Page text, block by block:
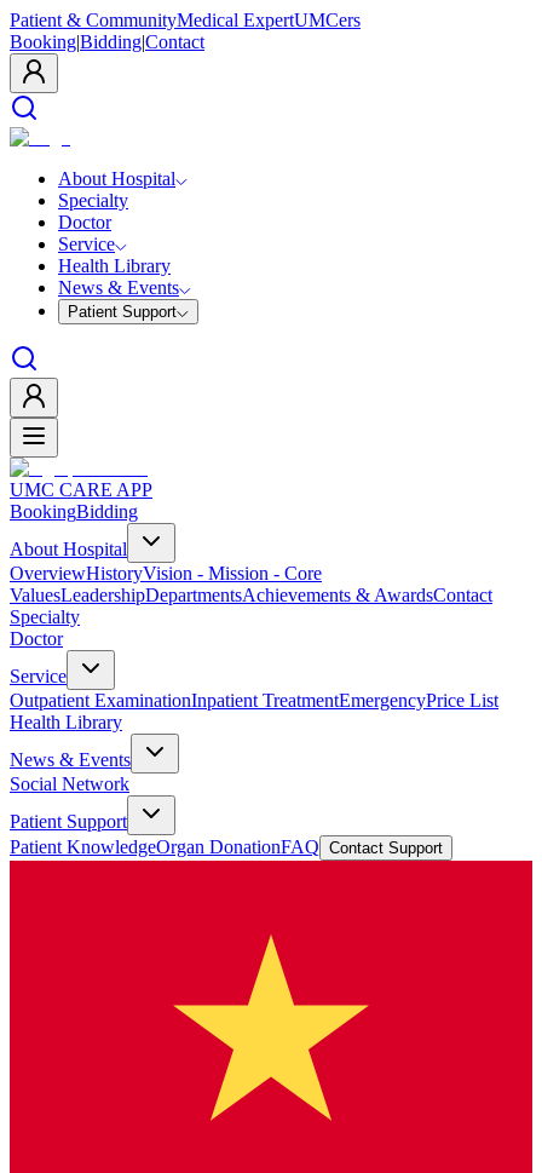
Patient & CommunityMedical ExpertUMCers
Booking|Bidding|Contact
About Hospital
Specialty
Doctor
Service
Health Library
News & Events
Patient Support
UMC CARE APP
BookingBidding
About Hospital
OverviewHistoryVision - Mission - Core
ValuesLeadershipDepartmentsAchievements & AwardsContact
Specialty
Doctor
Service
Outpatient ExaminationInpatient TreatmentEmergencyPrice List
Health Library
News & Events
Social Network
Patient Support
Patient KnowledgeOrgan DonationFAQ Contact Support